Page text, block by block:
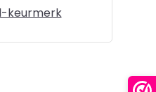
keurmerk